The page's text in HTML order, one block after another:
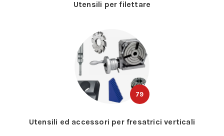
Utensili per filettare
79
Utensili ed accessori per fresatrici verticali